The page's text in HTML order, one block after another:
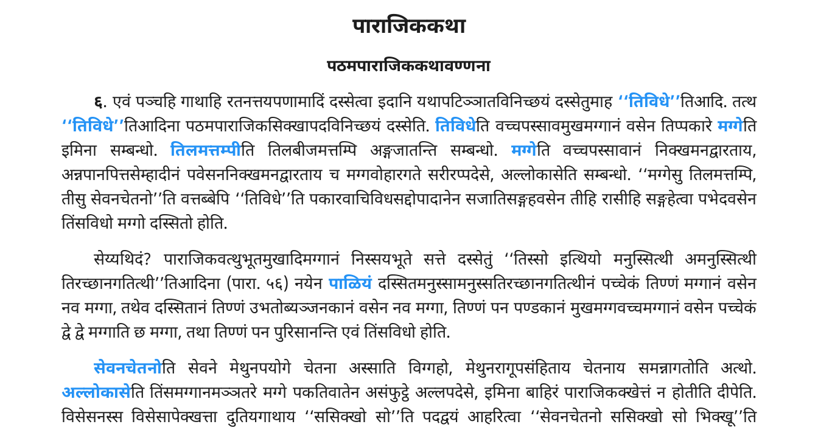
पाराजिककथा
पठमपाराजिककथावण्णना
६. एवंपञ्चहि गाथाहि रतनत्तयपणामादिं दस्सेत्वा इदानि यथापटिञ्ञातविनिच्छयं दस्सेतुमाह ‘‘तिविधे’’तिआदि. तत्थ
‘‘तिविधे’’तिआदिना पठमपाराजिकसिक्खापदविनिच्छयं दस्सेति.तिविधेति वच्चपस्सावमुखमग्गानं वसेन तिप्पकारेमग्गेति
इमिना सम्बन्धो.तिलमत्तम्पीति तिलबीजमत्तम्पि अङ्गजातन्ति सम्बन्धो. मग्गेति वच्चपस्सावानं निक्खमनद्वारताय,
अन्नपानपित्तसेम्हादीनं पवेसननिक्खमनद्वारताय च मग्गवोहारगते सरीरप्पदेसे, अल्लोकासेति सम्बन्धो. ‘‘मग्गेसु तिलमत्तम्पि,
तीसु सेवनचेतनो’’ति वत्तब्बेपि ‘‘तिविधे’’ति पकारवाचिविधसद्दोपादानेन सजातिसङ्गहवसेन तीहि रासीहि सङ्गहेत्वा पभेदवसेन
तिंसविधो मग्गो दस्सितो होति.
सेय्यथिदं? पाराजिकवत्थुभूतमुखादिमग्गानं निस्सयभूते सत्ते दस्सेतुं ‘‘तिस्सो इत्थियो मनुस्सित्थी अमनुस्सित्थी
तिरच्छानगतित्थी’’तिआदिना (पारा. ५६) नयेनपाळियंदस्सितमनुस्सामनुस्सतिरच्छानगतित्थीनं पच्चेकं तिण्णं मग्गानं वसेन
नव मग्गा, तथेव दस्सितानं तिण्णं उभतोब्यञ्जनकानं वसेन नव मग्गा, तिण्णं पन पण्डकानं मुखमग्गवच्चमग्गानं वसेन पच्चेकं
द्वे द्वे मग्गाति छ मग्गा, तथा तिण्णं पन पुरिसानन्ति एवं तिंसविधो होति.
सेवनचेतनोति सेवने मेथुनपयोगे चेतना अस्साति विग्गहो, मेथुनरागूपसंहिताय चेतनाय समन्नागतोति अत्थो.
अल्लोकासेति तिंसमग्गानमञ्ञतरे मग्गे पकतिवातेन असंफुट्ठे अल्लपदेसे, इमिना बाहिरं पाराजिकक्खेत्तं न होतीति दीपेति.
विसेसनस्स विसेसापेक्खत्ता दुतियगाथाय ‘‘ससिक्खो सो’’ति पदद्वयं आहरित्वा ‘‘सेवनचेतनो ससिक्खो सो भिक्खू’’ति